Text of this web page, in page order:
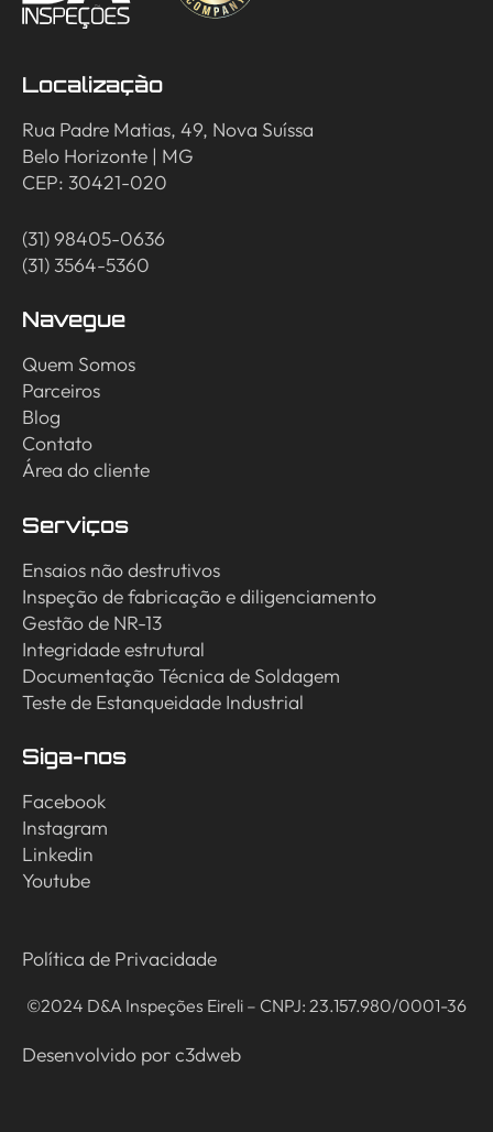
Localização
Rua Padre Matias, 49, Nova Suíssa
Belo Horizonte | MG
CEP: 30421-020
(31) 98405-0636
(31) 3564-5360
Navegue
Quem Somos
Parceiros
Blog
Contato
Área do cliente
Serviços
Ensaios não destrutivos
Inspeção de fabricação e diligenciamento
Gestão de NR-13
Integridade estrutural
Documentação Técnica de Soldagem
Teste de Estanqueidade Industrial
Siga-nos
Facebook
Instagram
Linkedin
Youtube
Política de Privacidade
©2024 D&A Inspeções Eireli – CNPJ: 23.157.980/0001-36
Desenvolvido porc3dweb